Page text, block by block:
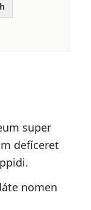
super
defíceret
nomen